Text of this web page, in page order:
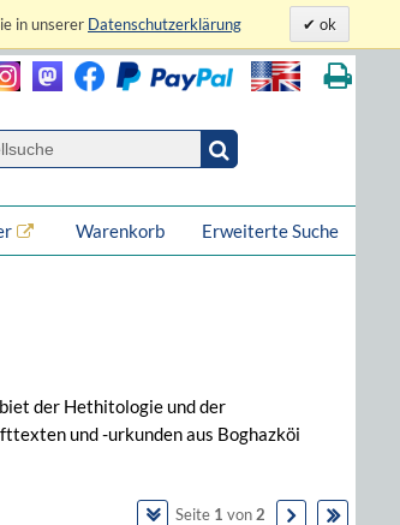
in unserer Datenschutzerklärung ok
Erweiterte Suche
Warenkorb
der Hethitologie und der
und -urkunden aus Boghazköi
Seite 1 von 2